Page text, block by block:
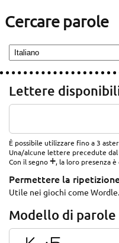
Cercare parole
Lettere
È possibile utilizzare fino a 3
Una/alcune lettere precedute dal
Con il segno+, la loro presenza
Permettere la
Utile nei giochi come Wordle.
Modello di parole